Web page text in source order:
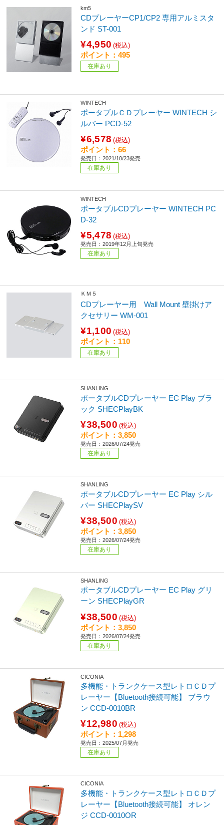
km5
CDプレーヤーCP1/CP2 専用アルミスタ
ンド ST-001
¥4,950 (税込)
ポイント：495
在庫あり
WINTECH
ポータブルＣＤプレーヤー WINTECH シ
ルバー PCD-52
¥6,578 (税込)
ポイント：66
発売日：2021/10/23発売
在庫あり
WINTECH
ポータブルCDプレーヤー WINTECH PC
D-32
¥5,478 (税込)
発売日：2019年12月上旬発売
在庫あり
ＫＭ５
CDプレーヤー用 Wall Mount 壁掛けア
クセサリー WM-001
¥1,100 (税込)
ポイント：110
在庫あり
SHANLING
ポータブルCDプレーヤー EC Play ブラ
ック SHECPlayBK
¥38,500 (税込)
ポイント：3,850
発売日：2026/07/24発売
在庫あり
SHANLING
ポータブルCDプレーヤー EC Play シル
バー SHECPlaySV
¥38,500 (税込)
ポイント：3,850
発売日：2026/07/24発売
在庫あり
SHANLING
ポータブルCDプレーヤー EC Play グリ
ーン SHECPlayGR
¥38,500 (税込)
ポイント：3,850
発売日：2026/07/24発売
在庫あり
CICONIA
多機能・トランクケース型レトロＣＤプ
レーヤー【Bluetooth接続可能】 ブラウ
ン CCD-0010BR
¥12,980 (税込)
ポイント：1,298
発売日：2025/07月発売
在庫あり
CICONIA
多機能・トランクケース型レトロＣＤプ
レーヤー【Bluetooth接続可能】 オレン
ジ CCD-0010OR